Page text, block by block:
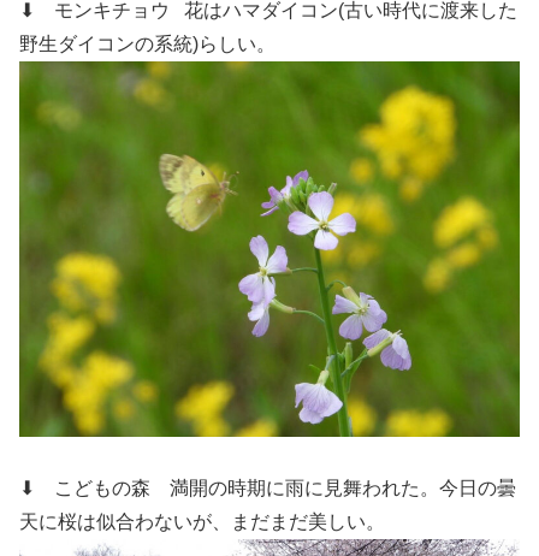
⬇ モンキチョウ 花はハマダイコン(古い時代に渡来した
野生ダイコンの系統)らしい。
⬇ こどもの森 満開の時期に雨に見舞われた。今日の曇
天に桜は似合わないが、まだまだ美しい。